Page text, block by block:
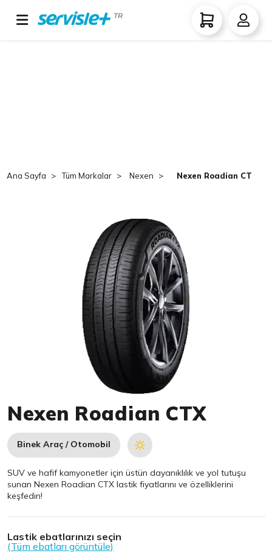
TR
Ana Sayfa Tüm Markalar Nexen Nexen Roadian CTX
Nexen Roadian CTX
Binek Araç / Otomobil
SUV ve hafif kamyonetler için üstün dayanıklılık ve yol tutuşu
sunan Nexen Roadian CTX lastik fiyatlarını ve özelliklerini
keşfedin!
Lastik ebatlarınızı seçin
(Tüm ebatları görüntüle)